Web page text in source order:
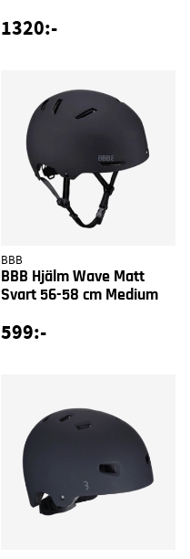
1320:-
BBB
BBB Hjälm Wave Matt
Svart 56-58 cm Medium
599:-